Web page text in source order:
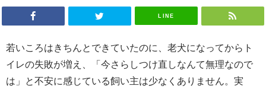
LINE
若いころはきちんとできていたのに、老犬になってからト
イレの失敗が増え、「今さらしつけ直しなんて無理なので
は」と不安に感じている飼い主は少なくありません。実